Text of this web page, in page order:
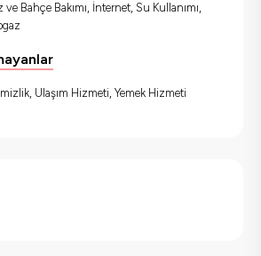
Bahçe Bakımı, İnternet, Su Kullanımı,
Ulaşım Hizmeti, Yemek Hizmeti